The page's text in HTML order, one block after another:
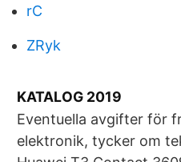
rC
ZRyk
KATALOG 2019
Eventuella avgifter för
elektronik, tycker om